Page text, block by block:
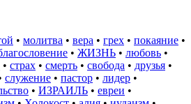
• молитва • вера • грех • покаяние •
• ЖИЗНЬ • любовь •
• страх • смерть • свобода • друзья •
служение • пастор • лидер •
• ИЗРАИЛЬ • евреи •